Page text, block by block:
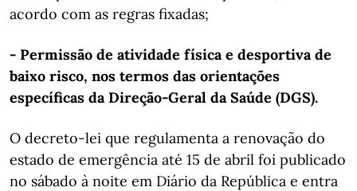
acordo com as regras fixadas;
- Permissão de atividade física e desportiva de
baixo risco, nos termos das orientações
específicas da Direção-Geral da Saúde (DGS).
O decreto-lei que regulamenta a renovação do
estado de emergência até 15 de abril foi publicado
no sábado à noite em Diário da República e entra